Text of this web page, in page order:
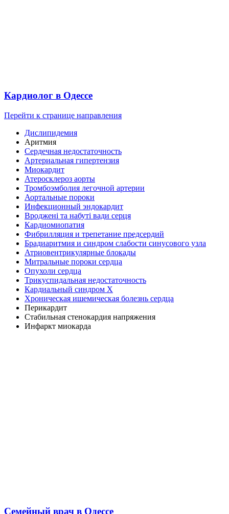
Кардиолог в Одессе
Перейти к странице направления
Дислипидемия
Аритмия
Сердечная недостаточность
Артериальная гипертензия
Миокардит
Атеросклероз аорты
Тромбоэмболия легочной артерии
Аортальные пороки
Инфекционный эндокардит
Вроджені та набуті вади серця
Кардиомиопатия
Фибрилляция и трепетание предсердий
Брадиаритмия и синдром слабости cинусового узла
Атриовентрикулярные блокады
Митральные пороки сердца
Опухоли сердца
Трикуспидальная недостаточность
Кардиальный синдром Х
Хроническая ишемическая болезнь сердца
Перикардит
Стабильная стенокардия напряжения
Инфаркт миокарда
Семейный врач в Одессе